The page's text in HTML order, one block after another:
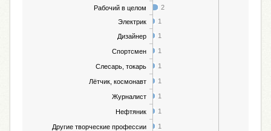
Рабочий в целом 2
Электрик 1
Дизайнер 1
Спортсмен 1
Слесарь, токарь 1
Лётчик, космонавт 1
Журналист 1
Нефтяник 1
Другие творческие профессии 1